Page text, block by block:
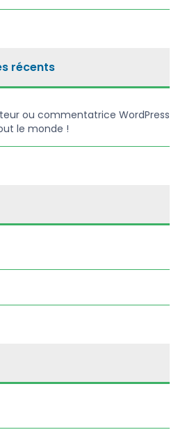
récents
ou commentatrice WordPress
le monde !